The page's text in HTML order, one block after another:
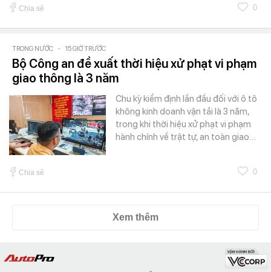
Chia sẻ 0
TRONG NƯỚC - 15 GIỜ TRƯỚC
Bộ Công an đề xuất thời hiệu xử phạt vi phạm
giao thông là 3 năm
Chu kỳ kiểm định lần đầu đối với ô tô
không kinh doanh vận tải là 3 năm,
trong khi thời hiệu xử phạt vi phạm
hành chính về trật tự, an toàn giao…
Chia sẻ 0
Xem thêm